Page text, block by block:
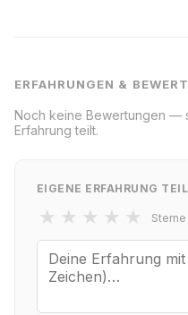
ERFAHRUNGEN &
Noch keine Bewertungen —
Erfahrung teilt.
EIGENE ERFAHRUNG
★ ★ ★ ★ ★